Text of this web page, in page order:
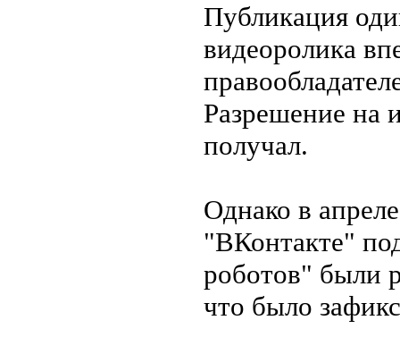
Публикация
видеоролика
Разрешение на
получал.
Однако в
"ВКонтакте"
роботов" были
что было